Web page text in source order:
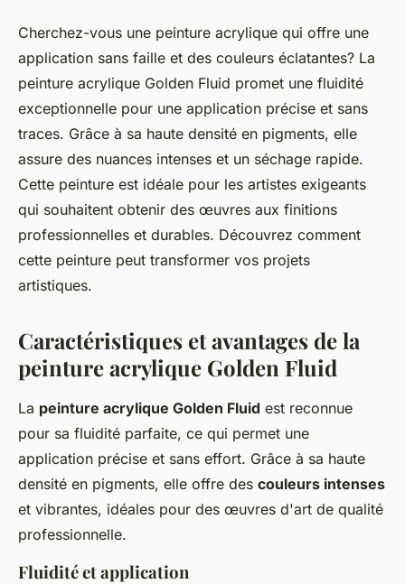
Cherchez-vous une peinture acrylique qui offre une
application sans faille et des couleurs éclatantes? La
peinture acrylique Golden Fluid promet une fluidité
exceptionnelle pour une application précise et sans
traces. Grâce à sa haute densité en pigments, elle
assure des nuances intenses et un séchage rapide.
Cette peinture est idéale pour les artistes exigeants
qui souhaitent obtenir des œuvres aux finitions
professionnelles et durables. Découvrez comment
cette peinture peut transformer vos projets
artistiques.
Caractéristiques et avantages de la
peinture acrylique Golden Fluid
La peinture acrylique Golden Fluid est reconnue
pour sa fluidité parfaite, ce qui permet une
application précise et sans effort. Grâce à sa haute
densité en pigments, elle offre des couleurs intenses
et vibrantes, idéales pour des œuvres d'art de qualité
professionnelle.
Fluidité et application